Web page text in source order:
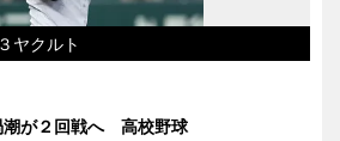
ヤクルト
潮が２回戦へ 高校野球